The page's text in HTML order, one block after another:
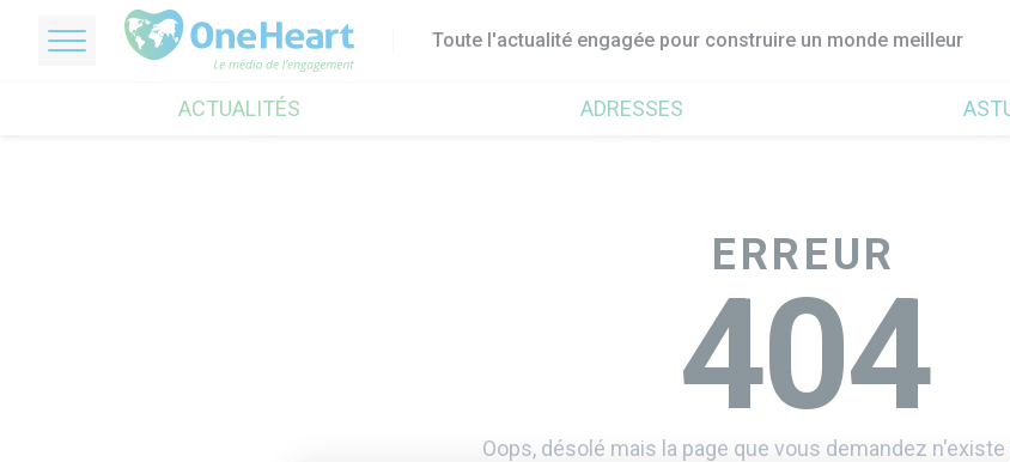
Toute l'actualité engagée pour construire un monde meilleur
ACTUALITÉS ADRESSES
ERREUR
404
Oops, désolé mais la page que vous demandez n'existe